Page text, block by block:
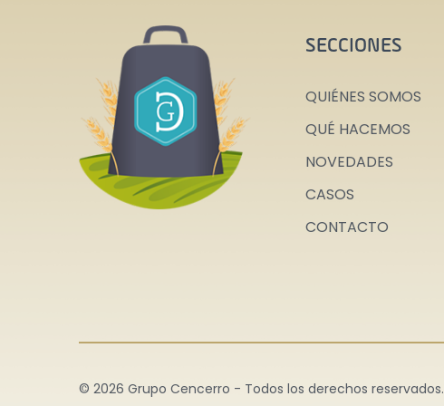
SECCIONES
QUIÉNES SOMOS
QUÉ HACEMOS
NOVEDADES
CASOS
CONTACTO
© 2026 Grupo Cencerro - Todos los derechos reservados.